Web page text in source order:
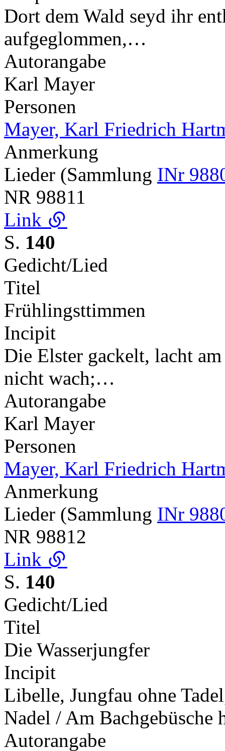
Dort dem Wald seyd ihr
aufgeglommen,…
Autorangabe
Karl Mayer
Personen
Mayer, Karl Friedrich
Anmerkung
Lieder (Sammlung INr
NR 98811
Link
S. 140
Gedicht/Lied
Titel
Frühlingsttimmen
Incipit
Die Elster gackelt, lacht
nicht wach;…
Autorangabe
Karl Mayer
Personen
Mayer, Karl Friedrich
Anmerkung
Lieder (Sammlung INr
NR 98812
Link
S. 140
Gedicht/Lied
Titel
Die Wasserjungfer
Incipit
Libelle, Jungfau ohne
Nadel / Am
Autorangabe